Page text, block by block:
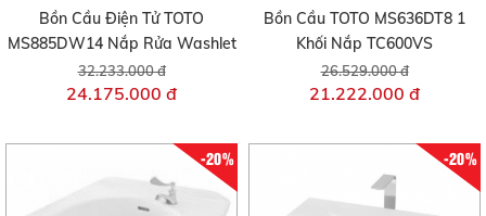
Bồn Cầu Điện Tử TOTO
MS885DW14 Nắp Rửa Washlet
32.233.000 đ
24.175.000 đ
Bồn Cầu TOTO MS636DT8 1
Khối Nắp TC600VS
26.529.000 đ
21.222.000 đ
-20% -20%